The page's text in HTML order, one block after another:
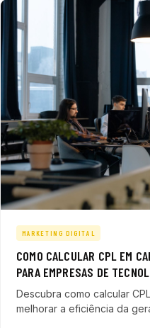
MARKETING DIGITAL
COMO CALCULAR CPL EM
PARA EMPRESAS DE
Descubra como calcular
melhorar a eficiência da